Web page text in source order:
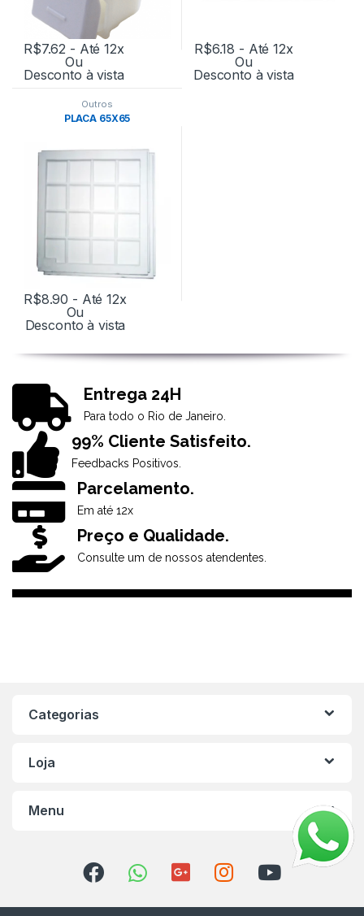
R$7.62 - Até 12x
Ou
Desconto à vista
R$6.18 - Até 12x
Ou
Desconto à vista
Outros
PLACA 65X65
R$8.90 - Até 12x
Ou
Desconto à vista
Entrega 24H
Para todo o Rio de Janeiro.
99% Cliente Satisfeito.
Feedbacks Positivos.
Parcelamento.
Em até 12x
Preço e Qualidade.
Consulte um de nossos atendentes.
Categorias
Loja
Menu